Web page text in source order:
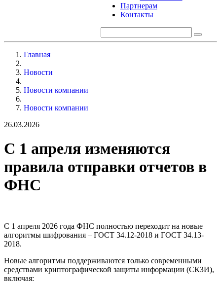
Партнерам
Контакты
Главная
Новости
Новости компании
Новости компании
26.03.2026
С 1 апреля изменяются
правила отправки отчетов в
ФНС
С 1 апреля 2026 года ФНС полностью переходит на новые
алгоритмы шифрования – ГОСТ 34.12-2018 и ГОСТ 34.13-
2018.
Новые алгоритмы поддерживаются только современными
средствами криптографической защиты информации (СКЗИ),
включая: